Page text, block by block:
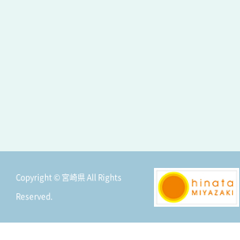
Copyright © 宮崎県 All Rights
Reserved.